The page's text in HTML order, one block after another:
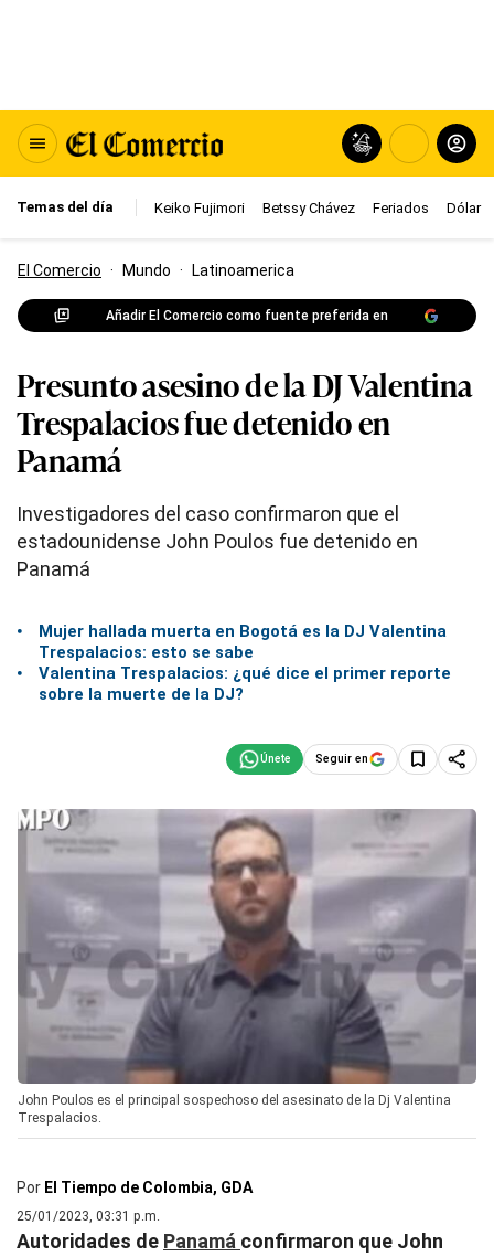
Temas del día Keiko Fujimori Betssy Chávez Feriados Dólar
El Comercio · Mundo · Latinoamerica
Añadir El Comercio como fuente preferida en
Presunto asesino de la DJ Valentina
Trespalacios fue detenido en
Panamá
Investigadores del caso confirmaron que el
estadounidense John Poulos fue detenido en
Panamá
Mujer hallada muerta en Bogotá es la DJ Valentina
Trespalacios: esto se sabe
Valentina Trespalacios: ¿qué dice el primer reporte
sobre la muerte de la DJ?
Seguir en
John Poulos es el principal sospechoso del asesinato de la Dj Valentina
Trespalacios.
Por El Tiempo de Colombia, GDA
25/01/2023, 03:31 p.m.
Autoridades de Panamá confirmaron que John